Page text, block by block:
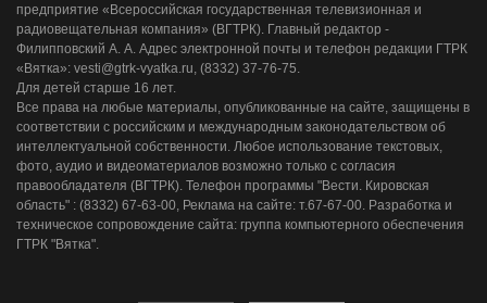
предприятие «Всероссийская государственная телевизионная и
радиовещательная компания» (ВГТРК). Главный редактор -
Филипповский А. А. Адрес электронной почты и телефон редакции ГТРК
«Вятка»: vesti@gtrk-vyatka.ru, (8332) 37-76-75.
Для детей старше 16 лет.
Все права на любые материалы, опубликованные на сайте, защищены в
соответствии с российским и международным законодательством об
интеллектуальной собственности. Любое использование текстовых,
фото, аудио и видеоматериалов возможно только с согласия
правообладателя (ВГТРК). Телефон программы "Вести. Кировская
область" : (8332) 67-63-00, Реклама на сайте: т.67-67-00. Разработка и
техническое сопровождение сайта: группа компьютерного обеспечения
ГТРК "Вятка".